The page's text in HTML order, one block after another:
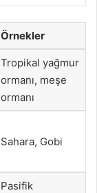
Örnekler
Tropikal yağmur
ormanı, meşe
ormanı
Sahara, Gobi
Pasifik